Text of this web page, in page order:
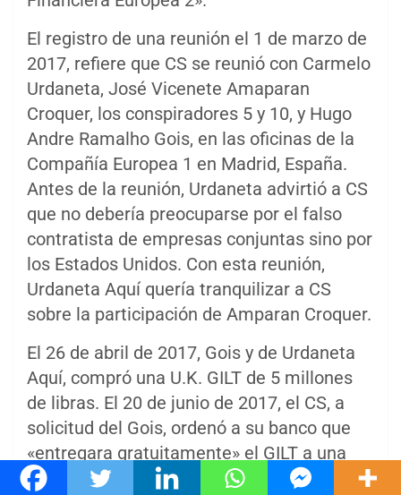
El registro de una reunión el 1 de marzo de
2017, refiere que CS se reunió con Carmelo
Urdaneta, José Vicenete Amaparan
Croquer, los conspiradores 5 y 10, y Hugo
Andre Ramalho Gois, en las oficinas de la
Compañía Europea 1 en Madrid, España.
Antes de la reunión, Urdaneta advirtió a CS
que no debería preocuparse por el falso
contratista de empresas conjuntas sino por
los Estados Unidos. Con esta reunión,
Urdaneta Aquí quería tranquilizar a CS
sobre la participación de Amparan Croquer.
El 26 de abril de 2017, Gois y de Urdaneta
Aquí, compró una U.K. GILT de 5 millones
de libras. El 20 de junio de 2017, el CS, a
solicitud del Gois, ordenó a su banco que
«entregara gratuitamente» el GILT a una
cuenta abierta para el CS en la Institución